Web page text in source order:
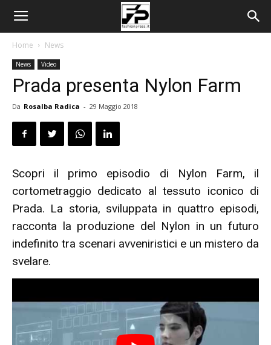
Home News
News Video
Prada presenta Nylon Farm
Da Rosalba Radica - 29 Maggio 2018
Scopri il primo episodio di Nylon Farm, il
cortometraggio dedicato al tessuto iconico di
Prada. La storia, sviluppata in quattro episodi,
racconta la produzione del Nylon in un futuro
indefinito tra scenari avveniristici e un mistero da
svelare.